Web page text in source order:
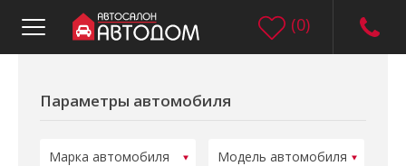
(0)
Параметры автомобиля